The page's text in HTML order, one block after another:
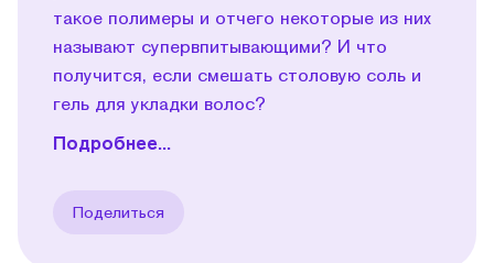
такое полимеры и отчего некоторые из них
называют супервпитывающими? И что
получится, если смешать столовую соль и
гель для укладки волос?
Подробнее...
Поделиться